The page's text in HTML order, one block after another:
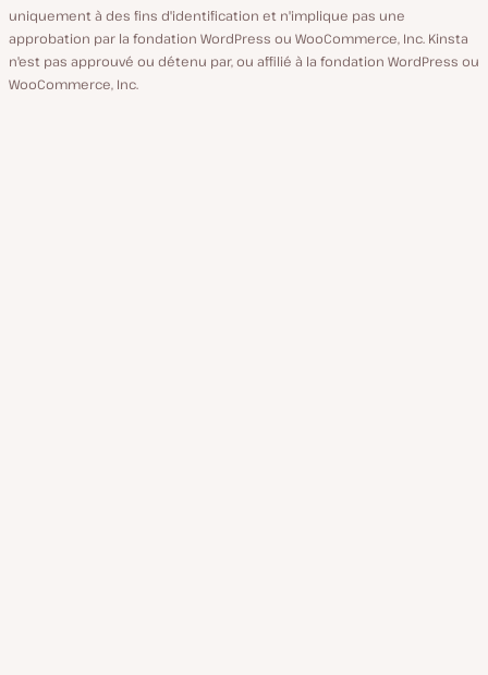
uniquement à des fins d'identification et n'implique pas une
approbation par la fondation WordPress ou WooCommerce, Inc. Kinsta
n'est pas approuvé ou détenu par, ou affilié à la fondation WordPress ou
WooCommerce, Inc.